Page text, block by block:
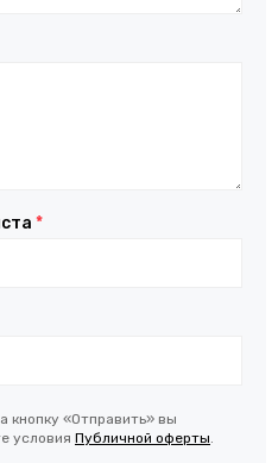
*
кнопку «Отправить» вы
условия Публичной оферты.